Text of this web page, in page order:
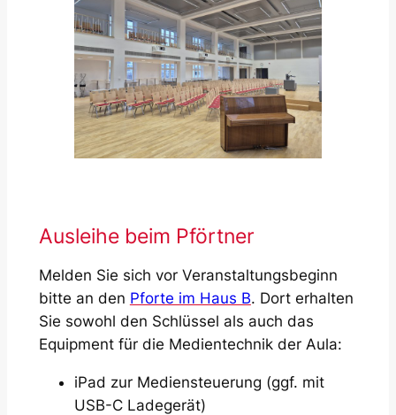
Ausleihe beim Pförtner
Melden Sie sich vor Veranstaltungsbeginn
bitte an den Pforte im Haus B. Dort erhalten
Sie sowohl den Schlüssel als auch das
Equipment für die Medientechnik der Aula:
iPad zur Mediensteuerung (ggf. mit
USB-C Ladegerät)